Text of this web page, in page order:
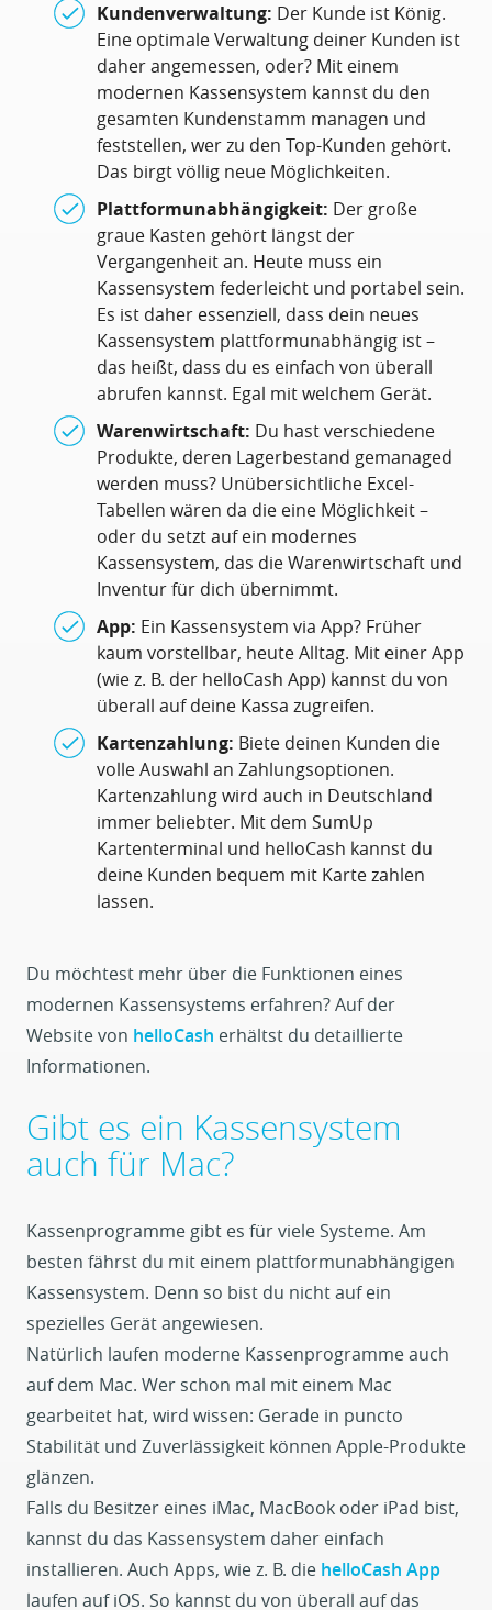
Kundenverwaltung: Der Kunde ist König.
Eine optimale Verwaltung deiner Kunden ist
daher angemessen, oder? Mit einem
modernen Kassensystem kannst du den
gesamten Kundenstamm managen und
feststellen, wer zu den Top-Kunden gehört.
Das birgt völlig neue Möglichkeiten.
Plattformunabhängigkeit: Der große
graue Kasten gehört längst der
Vergangenheit an. Heute muss ein
Kassensystem federleicht und portabel sein.
Es ist daher essenziell, dass dein neues
Kassensystem plattformunabhängig ist –
das heißt, dass du es einfach von überall
abrufen kannst. Egal mit welchem Gerät.
Warenwirtschaft: Du hast verschiedene
Produkte, deren Lagerbestand gemanaged
werden muss? Unübersichtliche Excel-
Tabellen wären da die eine Möglichkeit –
oder du setzt auf ein modernes
Kassensystem, das die Warenwirtschaft und
Inventur für dich übernimmt.
App: Ein Kassensystem via App? Früher
kaum vorstellbar, heute Alltag. Mit einer App
(wie z. B. der helloCash App) kannst du von
überall auf deine Kassa zugreifen.
Kartenzahlung: Biete deinen Kunden die
volle Auswahl an Zahlungsoptionen.
Kartenzahlung wird auch in Deutschland
immer beliebter. Mit dem SumUp
Kartenterminal und helloCash kannst du
deine Kunden bequem mit Karte zahlen
lassen.
Du möchtest mehr über die Funktionen eines
modernen Kassensystems erfahren? Auf der
Website von helloCash erhältst du detaillierte
Informationen.
Gibt es ein Kassensystem
auch für Mac?
Kassenprogramme gibt es für viele Systeme. Am
besten fährst du mit einem plattformunabhängigen
Kassensystem. Denn so bist du nicht auf ein
spezielles Gerät angewiesen.
Natürlich laufen moderne Kassenprogramme auch
auf dem Mac. Wer schon mal mit einem Mac
gearbeitet hat, wird wissen: Gerade in puncto
Stabilität und Zuverlässigkeit können Apple-Produkte
glänzen.
Falls du Besitzer eines iMac, MacBook oder iPad bist,
kannst du das Kassensystem daher einfach
installieren. Auch Apps, wie z. B. die helloCash App
laufen auf iOS. So kannst du von überall auf das